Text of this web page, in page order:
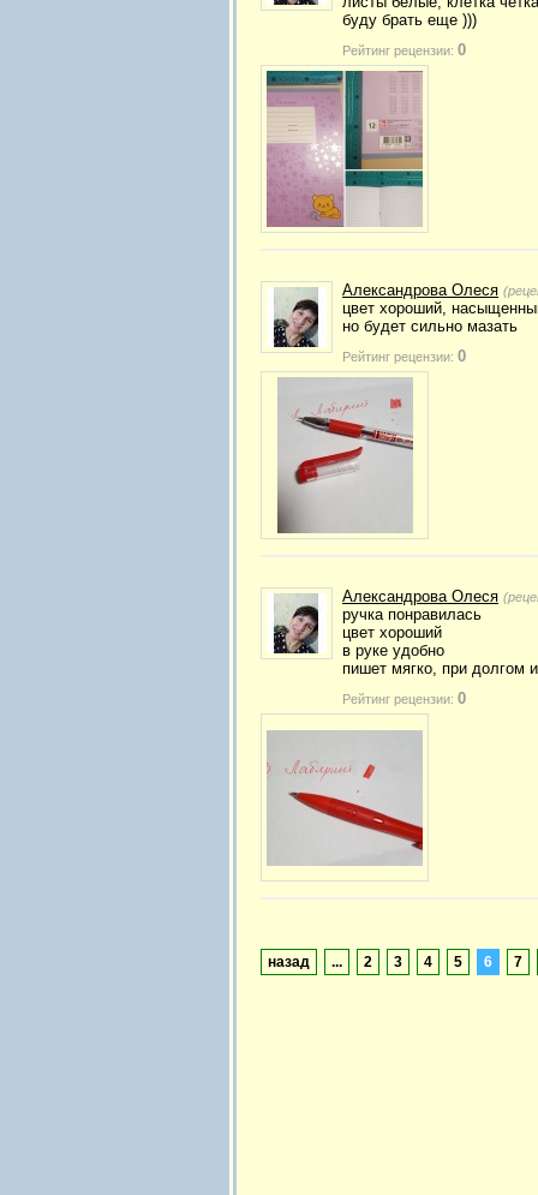
буду брать еще )))
Рейтинг рецензии: 0
Александрова Олеся
цвет хороший,
но будет сильно мазать
Рейтинг рецензии: 0
Александрова Олеся
ручка понравилась
цвет хороший
в руке удобно
пишет мягко, при долгом
Рейтинг рецензии: 0
назад ... 2 3 4 5 6 7